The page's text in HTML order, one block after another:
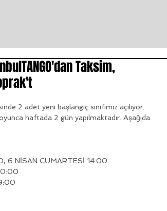
Taksim,
2 adet yeni başlangıç sınıfımız açılıyor.
haftada 2 gün yapılmaktadır. Aşağıda
6 NİSAN CUMARTESİ 14:00